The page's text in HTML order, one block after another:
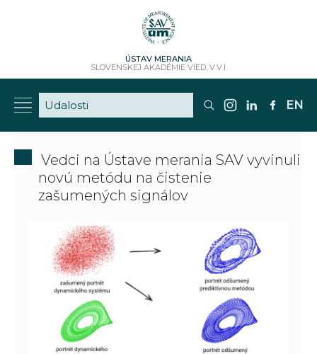
ÚSTAV MERANIA
SLOVENSKEJ AKADÉMIE VIED, V.V.I.
EN
Vedci na Ústave merania SAV vyvinuli
novú metódu na čistenie
zašumených signálov